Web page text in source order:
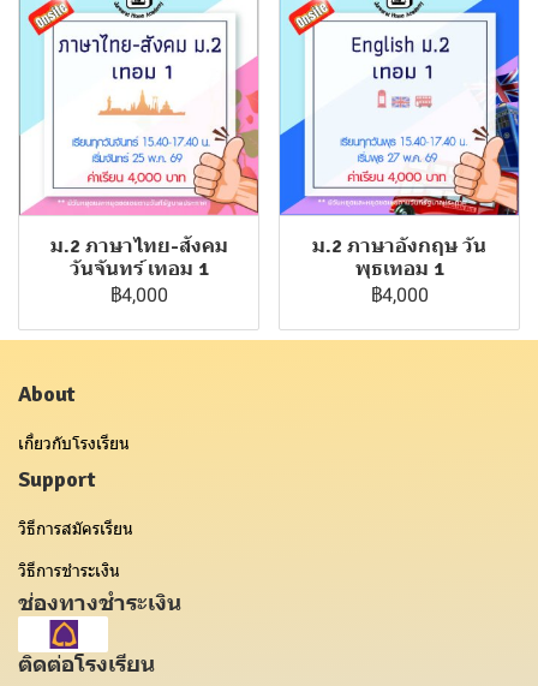
ม.2 ภาษาไทย-สังคม
วันจันทร์ เทอม 1
฿4,000
ม.2 ภาษาอังกฤษ วัน
พุธเทอม 1
฿4,000
About
เกี่ยวกับโรงเรียน
Support
วิธีการสมัครเรียน
วิธีการชำระเงิน
ช่องทางชำระเงิน
ติดต่อโรงเรียน